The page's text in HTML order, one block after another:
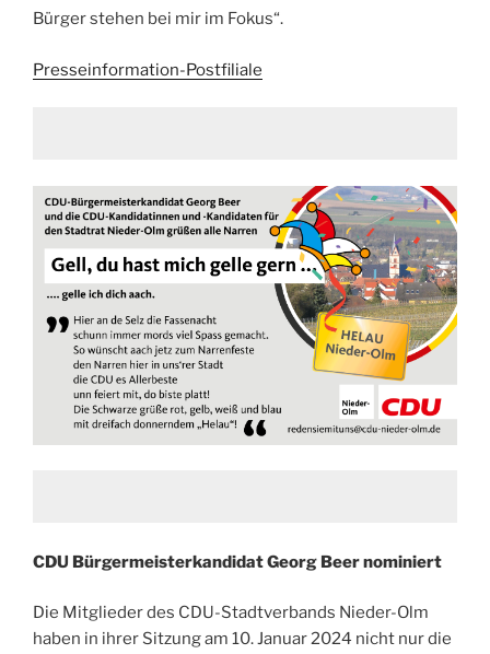
Bürger stehen bei mir im Fokus“.
Presseinformation-Postfiliale
CDU Bürgermeisterkandidat Georg Beer nominiert
Die Mitglieder des CDU-Stadtverbands Nieder-Olm
haben in ihrer Sitzung am 10. Januar 2024 nicht nur die